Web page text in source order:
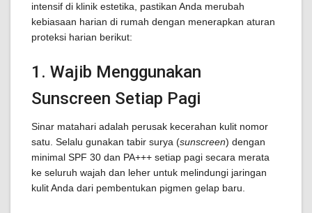
intensif di klinik estetika, pastikan Anda merubah
kebiasaan harian di rumah dengan menerapkan aturan
proteksi harian berikut:
1. Wajib Menggunakan
Sunscreen Setiap Pagi
Sinar matahari adalah perusak kecerahan kulit nomor
satu. Selalu gunakan tabir surya (sunscreen) dengan
minimal SPF 30 dan PA+++ setiap pagi secara merata
ke seluruh wajah dan leher untuk melindungi jaringan
kulit Anda dari pembentukan pigmen gelap baru.